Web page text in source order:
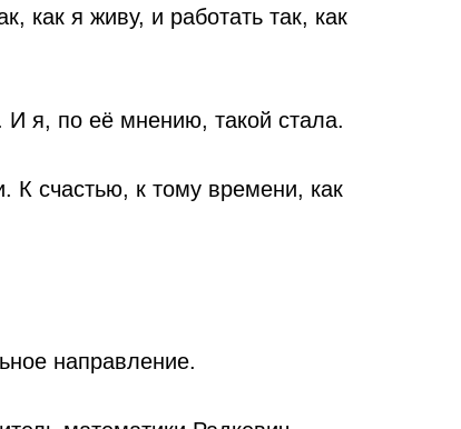
как я живу, и работать так, как
я, по её мнению, такой стала.
счастью, к тому времени, как
направление.